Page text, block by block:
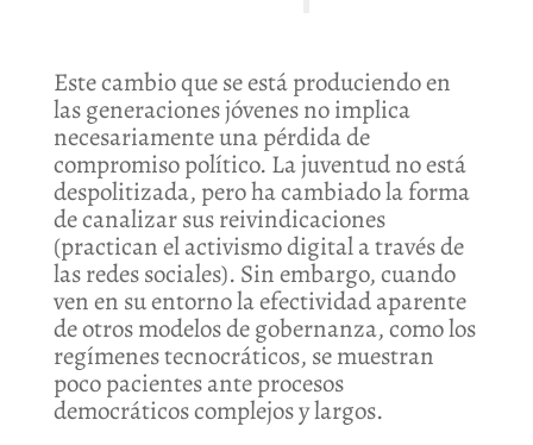
Este cambio que se está produciendo en
las generaciones jóvenes no implica
necesariamente una pérdida de
compromiso político. La juventud no está
despolitizada, pero ha cambiado la forma
de canalizar sus reivindicaciones
(practican el activismo digital a través de
las redes sociales). Sin embargo, cuando
ven en su entorno la efectividad aparente
de otros modelos de gobernanza, como los
regímenes tecnocráticos, se muestran
poco pacientes ante procesos
democráticos complejos y largos.